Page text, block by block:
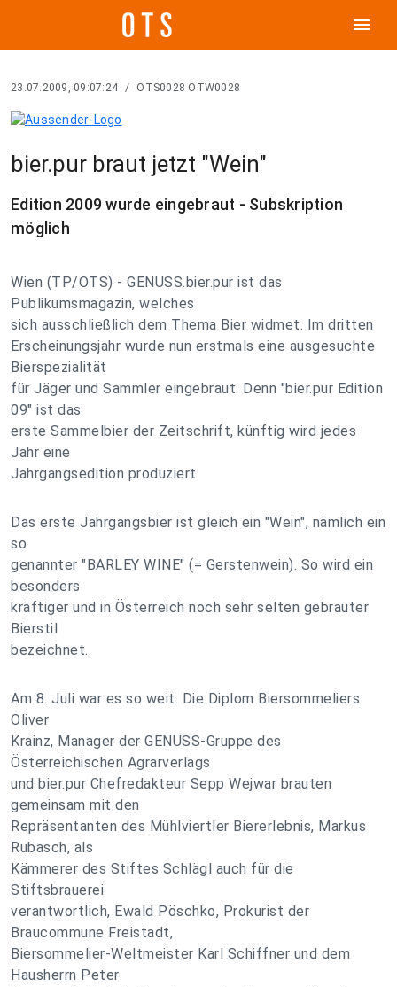
menu
23.07.2009, 09:07:24 / OTS0028 OTW0028
bier.pur braut jetzt "Wein"
Edition 2009 wurde eingebraut - Subskription
möglich
Wien (TP/OTS) - GENUSS.bier.pur ist das
Publikumsmagazin, welches
sich ausschließlich dem Thema Bier widmet. Im dritten
Erscheinungsjahr wurde nun erstmals eine ausgesuchte
Bierspezialität
für Jäger und Sammler eingebraut. Denn "bier.pur Edition
09" ist das
erste Sammelbier der Zeitschrift, künftig wird jedes
Jahr eine
Jahrgangsedition produziert.
Das erste Jahrgangsbier ist gleich ein "Wein", nämlich ein
so
genannter "BARLEY WINE" (= Gerstenwein). So wird ein
besonders
kräftiger und in Österreich noch sehr selten gebrauter
Bierstil
bezeichnet.
Am 8. Juli war es so weit. Die Diplom Biersommeliers
Oliver
Krainz, Manager der GENUSS-Gruppe des
Österreichischen Agrarverlags
und bier.pur Chefredakteur Sepp Wejwar brauten
gemeinsam mit den
Repräsentanten des Mühlviertler Biererlebnis, Markus
Rubasch, als
Kämmerer des Stiftes Schlägl auch für die
Stiftsbrauerei
verantwortlich, Ewald Pöschko, Prokurist der
Braucommune Freistadt,
Biersommelier-Weltmeister Karl Schiffner und dem
Hausherrn Peter